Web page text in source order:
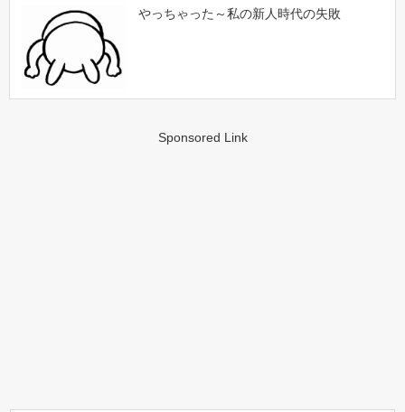
やっちゃった～私の新人時代の失敗
Sponsored Link